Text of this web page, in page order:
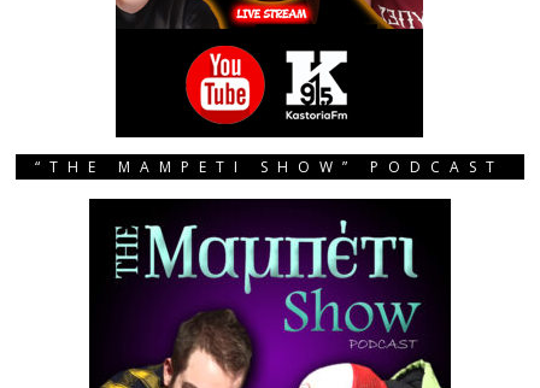
“THE MAMPETI SHOW” PODCAST